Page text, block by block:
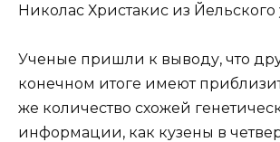
Николас Христакис из Йельского
Ученые пришли к выводу, что
конечном итоге имеют
же количество схожей
информации, как кузены в